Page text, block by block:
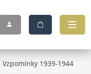
1939-1944